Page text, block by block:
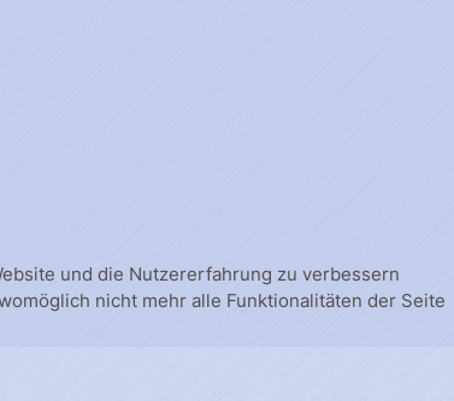
und die Nutzererfahrung zu verbessern
nicht mehr alle Funktionalitäten der Seite